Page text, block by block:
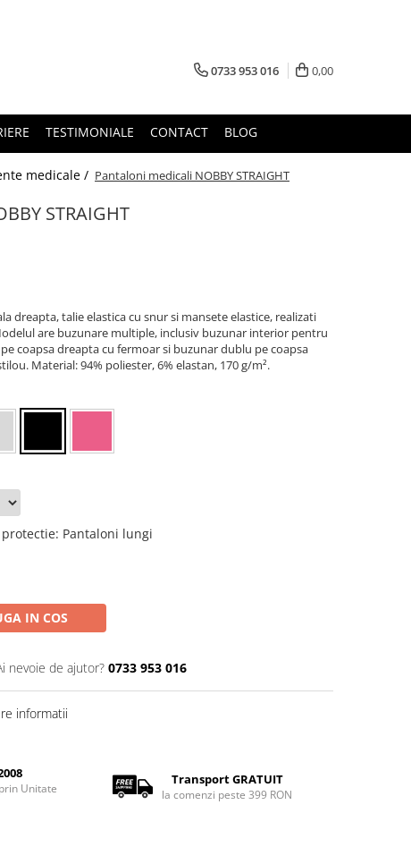
0733 953 016 0,00
TESTIMONIALE CONTACT BLOG
medicale / Pantaloni medicali NOBBY STRAIGHT
STRAIGHT
dreapta, talie elastica cu snur si mansete elastice, realizati
are buzunare multiple, inclusiv buzunar interior pentru
coapsa dreapta cu fermoar si buzunar dublu pe coapsa
Material: 94% poliester, 6% elastan, 170 g/m².
: Pantaloni lungi
IN COS
nevoie de ajutor? 0733 953 016
informatii
Unitate
Transport GRATUIT
la comenzi peste 399 RON